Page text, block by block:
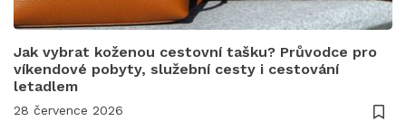
Jak vybrat koženou cestovní tašku? Průvodce pro
víkendové pobyty, služební cesty i cestování
letadlem
28 července 2026